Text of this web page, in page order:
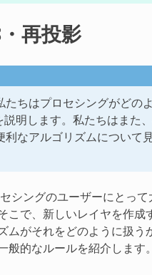
再投影
たちはプロセシングがどの
説明します。私たちはまた
利なアルゴリズムについて
シングのユーザーにとって
こで、新しいレイヤを作成
ムがそれをどのように扱う
般的なルールを紹介します。